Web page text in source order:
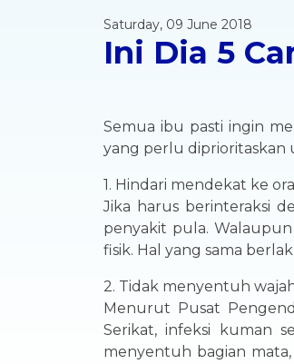
Saturday, 09 June 2018
Ini Dia 5
Semua ibu pasti ingin
yang perlu diprioritaskan
1. Hindari mendekat ke
Jika harus berinteraksi
penyakit pula.
fisik. Hal yang sama
2. Tidak menyentuh
Menurut Pusat
Serikat, infeksi kuman
menyentuh bagian